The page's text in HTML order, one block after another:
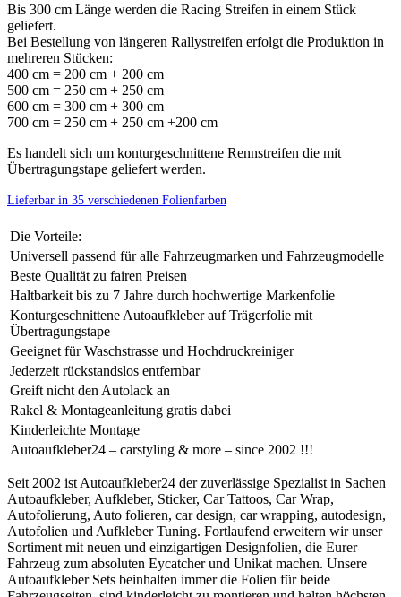
Bis 300 cm Länge werden die Racing Streifen in einem Stück
geliefert.
Bei Bestellung von längeren Rallystreifen erfolgt die Produktion in
mehreren Stücken:
400 cm = 200 cm + 200 cm
500 cm = 250 cm + 250 cm
600 cm = 300 cm + 300 cm
700 cm = 250 cm + 250 cm +200 cm
Es handelt sich um konturgeschnittene Rennstreifen die mit
Übertragungstape geliefert werden.
Lieferbar in 35 verschiedenen Folienfarben
Die Vorteile:
Universell passend für alle Fahrzeugmarken und Fahrzeugmodelle
Beste Qualität zu fairen Preisen
Haltbarkeit bis zu 7 Jahre durch hochwertige Markenfolie
Konturgeschnittene Autoaufkleber auf Trägerfolie mit
Übertragungstape
Geeignet für Waschstrasse und Hochdruckreiniger
Jederzeit rückstandslos entfernbar
Greift nicht den Autolack an
Rakel & Montageanleitung gratis dabei
Kinderleichte Montage
Autoaufkleber24 – carstyling & more – since 2002 !!!
Seit 2002 ist Autoaufkleber24 der zuverlässige Spezialist in Sachen
Autoaufkleber, Aufkleber, Sticker, Car Tattoos, Car Wrap,
Autofolierung, Auto folieren, car design, car wrapping, autodesign,
Autofolien und Aufkleber Tuning. Fortlaufend erweitern wir unser
Sortiment mit neuen und einzigartigen Designfolien, die Eurer
Fahrzeug zum absoluten Eycatcher und Unikat machen. Unsere
Autoaufkleber Sets beinhalten immer die Folien für beide